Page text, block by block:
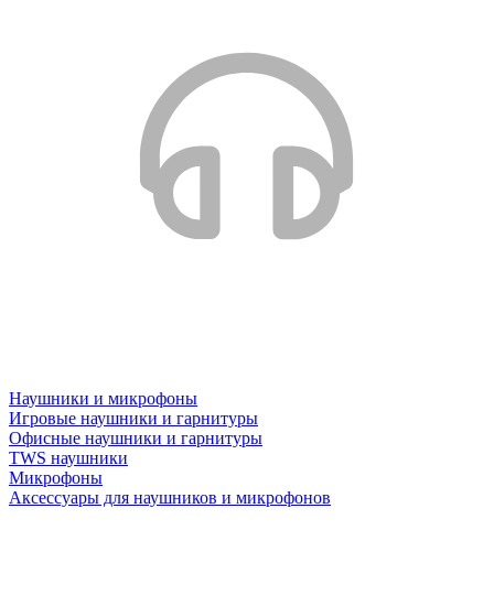
Наушники и микрофоны
Игровые наушники и гарнитуры
Офисные наушники и гарнитуры
TWS наушники
Микрофоны
Аксессуары для наушников и микрофонов